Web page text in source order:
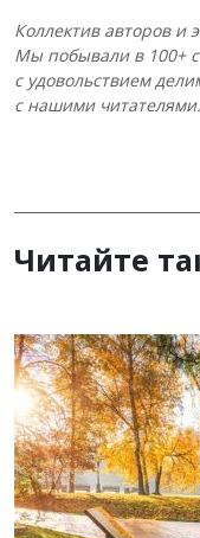
Коллектив авторов и
Мы побывали в 100+
с удовольствием
с нашими читателями.
Читайте